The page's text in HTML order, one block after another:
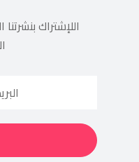
اللإشتراك